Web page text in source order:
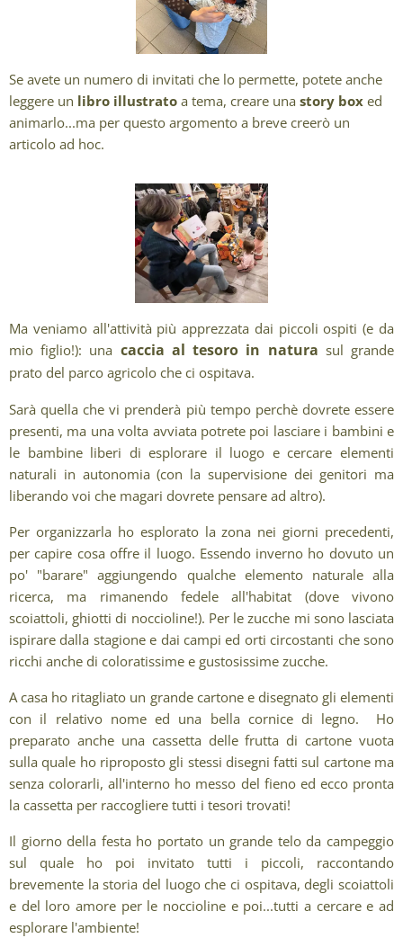
Se avete un numero di invitati che lo permette, potete anche
leggere un libro illustrato a tema, creare una story box ed
animarlo...ma per questo argomento a breve creerò un
articolo ad hoc.
Ma veniamo all'attività più apprezzata dai piccoli ospiti (e da
mio figlio!): una caccia al tesoro in natura sul grande
prato del parco agricolo che ci ospitava.
Sarà quella che vi prenderà più tempo perchè dovrete essere
presenti, ma una volta avviata potrete poi lasciare i bambini e
le bambine liberi di esplorare il luogo e cercare elementi
naturali in autonomia (con la supervisione dei genitori ma
liberando voi che magari dovrete pensare ad altro).
Per organizzarla ho esplorato la zona nei giorni precedenti,
per capire cosa offre il luogo. Essendo inverno ho dovuto un
po' "barare" aggiungendo qualche elemento naturale alla
ricerca, ma rimanendo fedele all'habitat (dove vivono
scoiattoli, ghiotti di noccioline!). Per le zucche mi sono lasciata
ispirare dalla stagione e dai campi ed orti circostanti che sono
ricchi anche di coloratissime e gustosissime zucche.
A casa ho ritagliato un grande cartone e disegnato gli elementi
con il relativo nome ed una bella cornice di legno. Ho
preparato anche una cassetta delle frutta di cartone vuota
sulla quale ho riproposto gli stessi disegni fatti sul cartone ma
senza colorarli, all'interno ho messo del fieno ed ecco pronta
la cassetta per raccogliere tutti i tesori trovati!
Il giorno della festa ho portato un grande telo da campeggio
sul quale ho poi invitato tutti i piccoli, raccontando
brevemente la storia del luogo che ci ospitava, degli scoiattoli
e del loro amore per le noccioline e poi...tutti a cercare e ad
esplorare l'ambiente!